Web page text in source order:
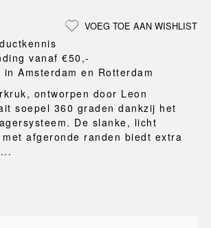
VOEG TOE AAN WISHLIST
vanaf €50,-
in Amsterdam en Rotterdam
ontworpen door Leon
soepel 360 graden dankzij het
De slanke, licht
afgeronde randen biedt extra